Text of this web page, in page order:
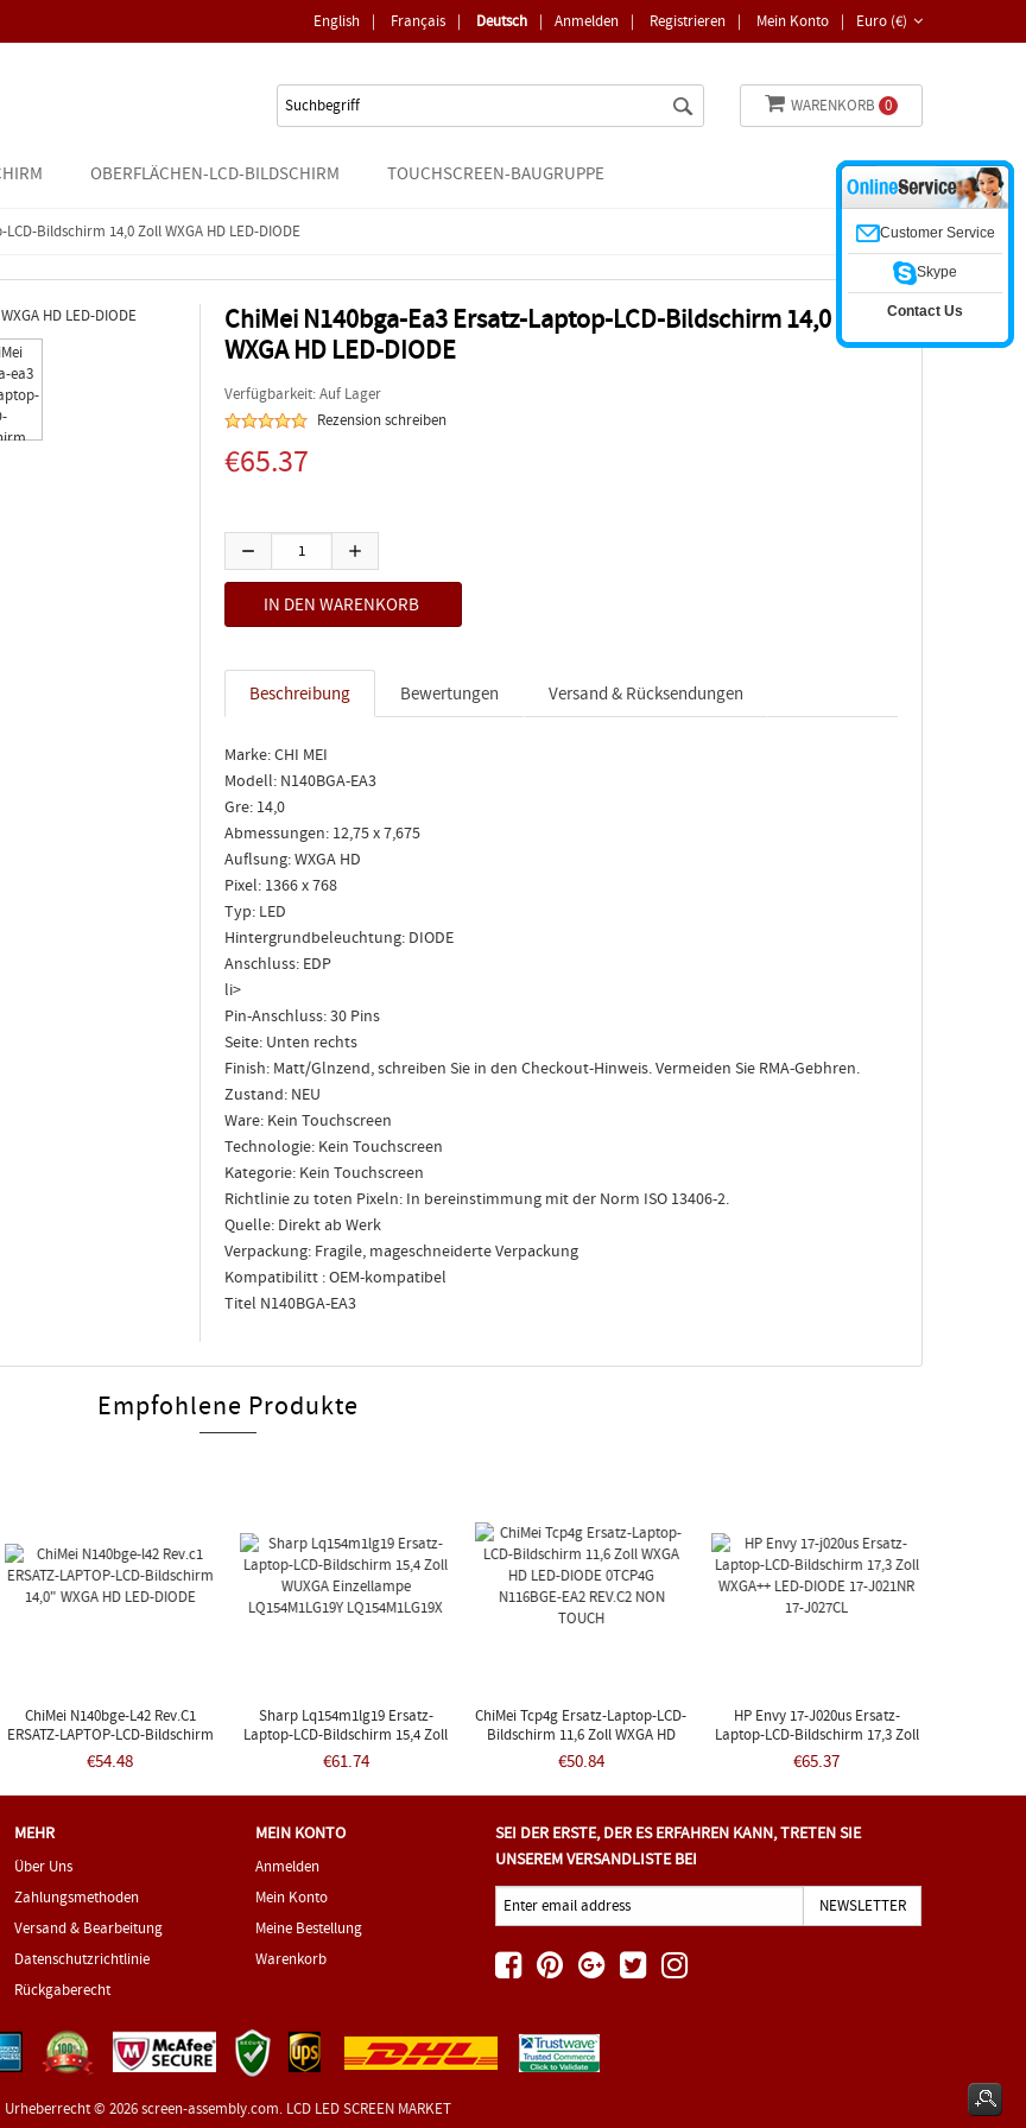
Euro (€)
Anmelden | Registrieren | Mein Konto |
English | Français | Deutsch |
WARENKORB 0
OBERFLÄCHEN-LCD-BILDSCHIRM TOUCHSCREEN-BAUGRUPPE
Bildschirm 14,0 Zoll WXGA HD LED-DIODE
ChiMei N140bga-Ea3 Ersatz-Laptop-LCD-Bildschirm 14,0 Zoll
WXGA HD LED-DIODE
Verfügbarkeit: Auf Lager
Rezension schreiben
€65.37
Beschreibung Bewertungen Versand & Rücksendungen
Marke: CHI MEI
Modell: N140BGA-EA3
Gre: 14,0
Abmessungen: 12,75 x 7,675
Auflsung: WXGA HD
Pixel: 1366 x 768
Typ: LED
Hintergrundbeleuchtung: DIODE
Anschluss: EDP
li>
Pin-Anschluss: 30 Pins
Seite: Unten rechts
Finish: Matt/Glnzend, schreiben Sie in den Checkout-Hinweis. Vermeiden Sie RMA-Gebhren.
Zustand: NEU
Ware: Kein Touchscreen
Technologie: Kein Touchscreen
Kategorie: Kein Touchscreen
Richtlinie zu toten Pixeln: In bereinstimmung mit der Norm ISO 13406-2.
Quelle: Direkt ab Werk
Verpackung: Fragile, mageschneiderte Verpackung
Kompatibilitt : OEM-kompatibel
Titel N140BGA-EA3
Empfohlene Produkte
ChiMei N140bge-L42 Rev.c1
ERSATZ-LAPTOP-LCD-Bildschirm
14,0" WXGA HD LED-DIODE
€54.48
Sharp Lq154m1lg19 Ersatz-
Laptop-LCD-Bildschirm 15,4 Zoll
WUXGA Einzellampe
LQ154M1LG19Y LQ154M1LG19X
€61.74
ChiMei Tcp4g Ersatz-Laptop-LCD-
Bildschirm 11,6 Zoll WXGA HD
LED-DIODE 0TCP4G N116BGE-
EA2 REV.C2 NON TOUCH
€50.84
HP Envy 17-J020us Ersatz-
Laptop-LCD-Bildschirm 17,3 Zoll
WXGA++ LED-DIODE 17-J021NR
17-J027CL
€65.37
Customer Service
Skype
Contact Us
MEHR
Über Uns
Zahlungsmethoden
Versand & Bearbeitung
Datenschutzrichtlinie
Rückgaberecht
MEIN KONTO
Anmelden
Mein Konto
Meine Bestellung
Warenkorb
SEI DER ERSTE, DER ES ERFAHREN KANN, TRETEN SIE
UNSEREM VERSANDLISTE BEI
Urheberrecht © 2026screen-assembly.com. LCD LED SCREEN MARKET